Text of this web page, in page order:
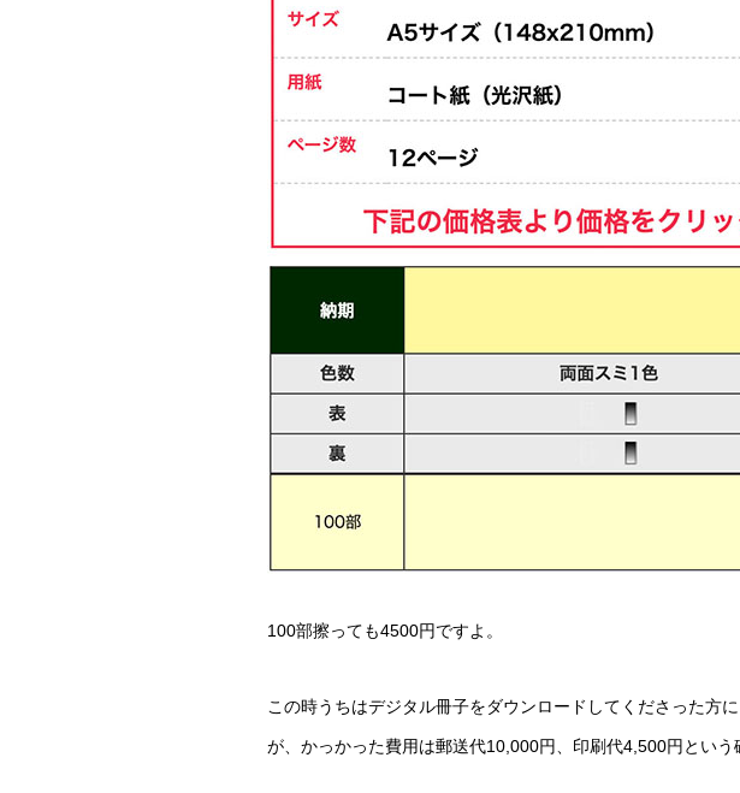
100部擦っても4500円ですよ。
この時うちはデジタル冊子をダウンロードしてくださった方
が、かっかった費用は郵送代10,000円、印刷代4,500円とい